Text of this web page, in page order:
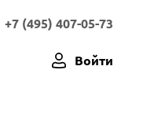
+7 (495) 407-05-73
Войти